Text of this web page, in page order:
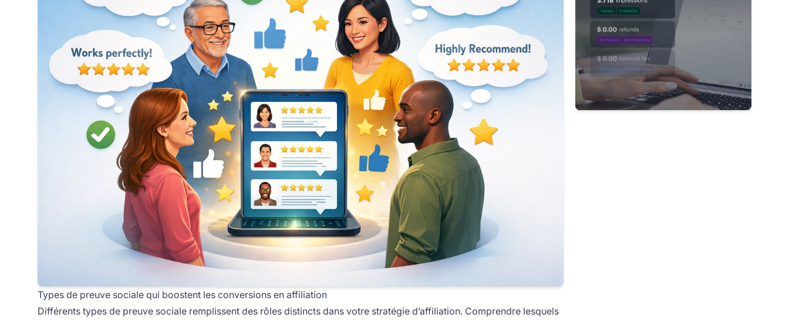
Types de preuve sociale qui boostent les conversions en affiliation
Différents types de preuve sociale remplissent des rôles distincts dans votre stratégie d’affiliation. Comprendre lesquels